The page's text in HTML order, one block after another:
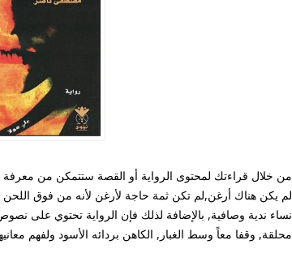
من خلال قراءتك لمحتوى الرواية أو القصة ستتمكن من
لم يكن هناك أرغن,لم تكن ثمة حاجة لأرغن لأنه من فوق اللحن
نساء ندية وصافية, بالإضافة لذلك فإن الرواية تحتوي على
محلقة, وقفا معاً وسط الغبار, الكاهن بردائه الأسود ولفهم